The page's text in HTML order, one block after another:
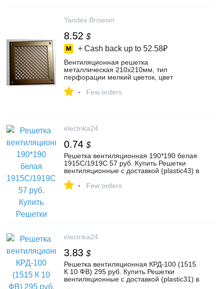
Yandex Browser
8.52 $
+ Cash back up to 52.58₽
Вентиляционная решетка
металлическая 210х210мм, тип
перфорации мелкий цветок, цвет
интернет-магазине ИП Шамрай В.П. на
- Few orders
electrika24
0.74 $
Решетка вентиляционная 190*190 белая
1915С/1919C 57 руб. Купить Решетки
вентиляционные с доставкой (plastic43) в
- Few orders
electrika24
3.83 $
Решетка вентиляционная КРД-100 (1515
К 10 ФВ) 295 руб. Купить Решетки
вентиляционные с доставкой (plastic31) в